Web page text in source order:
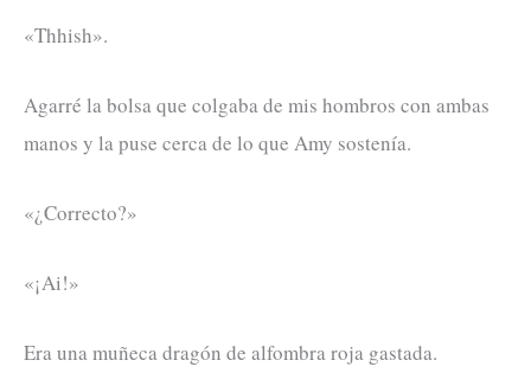
«Thhish».
Agarré la bolsa que colgaba de mis hombros con ambas
manos y la puse cerca de lo que Amy sostenía.
«¿Correcto?»
«¡Ai!»
Era una muñeca dragón de alfombra roja gastada.